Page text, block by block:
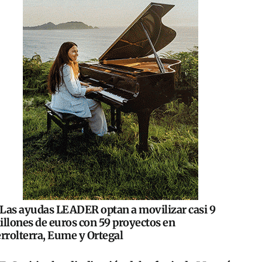
Las ayudas LEADER optan a movilizar casi 9
de euros con 59 proyectos en
Eume y Ortegal